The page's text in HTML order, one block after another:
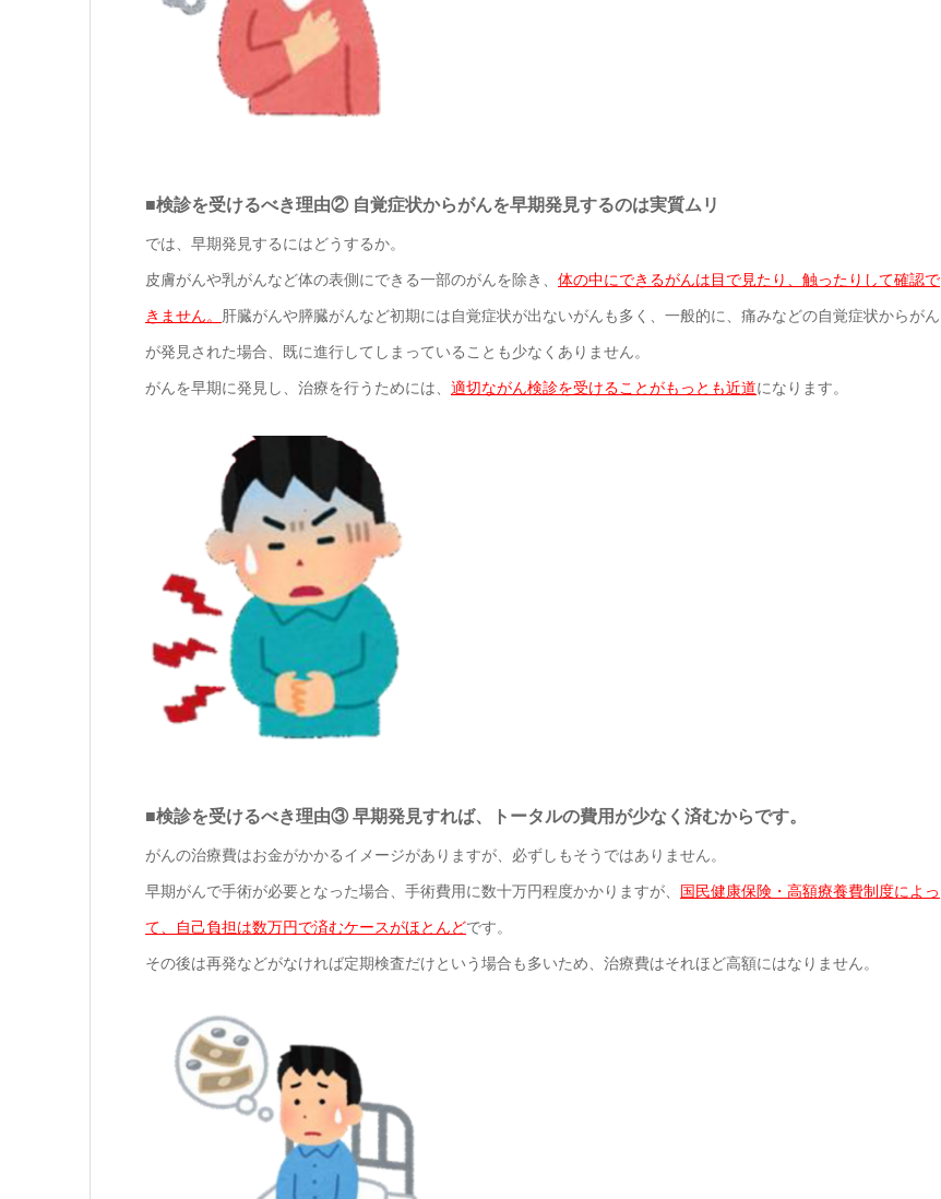
■検診を受けるべき理由② 自覚症状からがんを早期発見するのは実質ムリ
では、早期発見するにはどうするか。
皮膚がんや乳がんなど体の表側にできる一部のがんを除き、 体の中にできるがんは目で見たり、触ったりして確認で
きません。 肝臓がんや膵臓がんなど初期には自覚症状が出ないがんも多く、一般的に、痛みなどの自覚症状からがん
が発見された場合、既に進行してしまっていることも少なくありません。
がんを早期に発見し、治療を行うためには、 適切ながん検診を受けることがもっとも近道になります。
■検診を受けるべき理由③ 早期発見すれば、トータルの費用が少なく済むからです。
がんの治療費はお金がかかるイメージがありますが、必ずしもそうではありません。
早期がんで手術が必要となった場合、手術費用に数十万円程度かかりますが、 国民健康保険・高額療養費制度によっ
て、自己負担は数万円で済むケースがほとんどです。
その後は再発などがなければ定期検査だけという場合も多いため、治療費はそれほど高額にはなりません。